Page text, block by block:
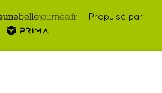
Propulsé par